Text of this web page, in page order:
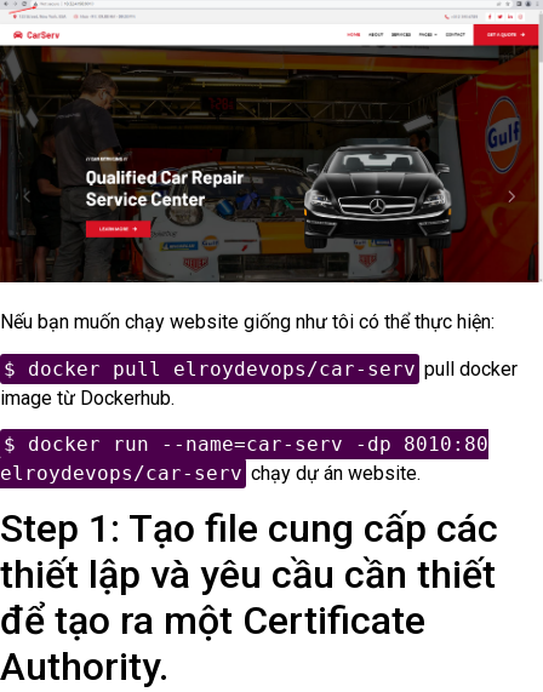
Nếu bạn muốn chạy website giống như tôi có thể thực hiện:
$ docker pull elroydevops/car-serv pull docker
image từ Dockerhub.
$ docker run --name=car-serv -dp 8010:80
elroydevops/car-serv chạy dự án website.
Step 1: Tạo file cung cấp các
thiết lập và yêu cầu cần thiết
để tạo ra một Certificate
Authority.